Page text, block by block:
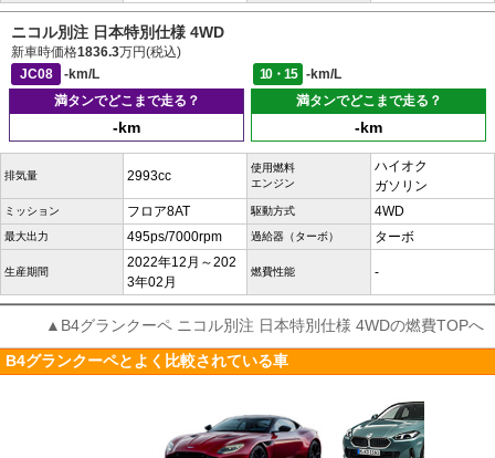
ニコル別注 日本特別仕様 4WD
新車時価格1836.3万円(税込)
JC08
-km/L 10・15
-km/L
満タンでどこまで走る？
-km
満タンでどこまで走る？
-km
排気量 2993cc
使用燃料
エンジン
ハイオク
ガソリン
ミッション フロア8AT 駆動方式 4WD
最大出力 495ps/7000rpm 過給器（ターボ） ターボ
生産期間
2022年12月～202
3年02月
燃費性能 -
▲B4グランクーペ ニコル別注 日本特別仕様 4WDの燃費TOPへ
B4グランクーペとよく比較されている車